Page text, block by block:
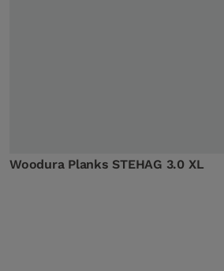
Woodura Planks STEHAG 3.0 XL